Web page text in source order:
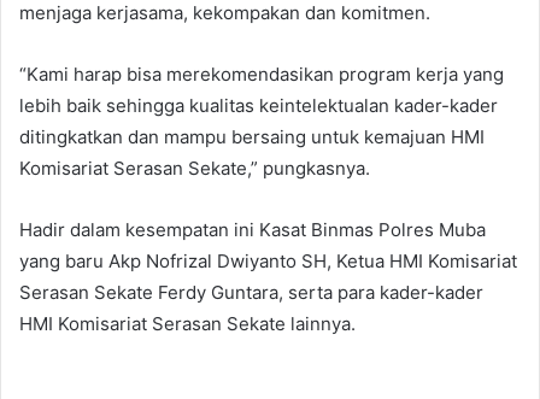
menjaga kerjasama, kekompakan dan komitmen.
“Kami harap bisa merekomendasikan program kerja yang
lebih baik sehingga kualitas keintelektualan kader-kader
ditingkatkan dan mampu bersaing untuk kemajuan HMI
Komisariat Serasan Sekate,” pungkasnya.
Hadir dalam kesempatan ini Kasat Binmas Polres Muba
yang baru Akp Nofrizal Dwiyanto SH, Ketua HMI Komisariat
Serasan Sekate Ferdy Guntara, serta para kader-kader
HMI Komisariat Serasan Sekate lainnya.